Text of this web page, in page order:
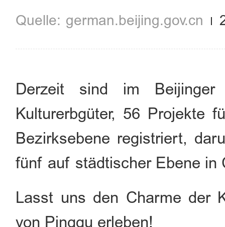
german.beijing.gov.cn
Derzeit sind im Beijinger
Kulturerbgüter, 56 Projekte
Bezirksebene registriert,
fünf auf städtischer Ebene in
Lasst uns den Charme der
von Pinggu erleben!